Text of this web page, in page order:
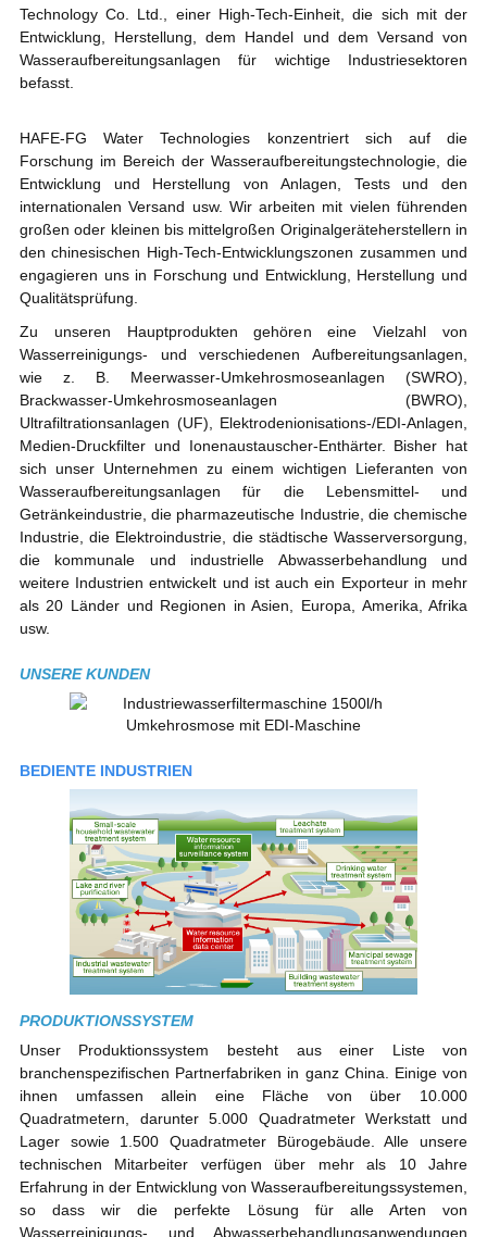
Technology Co. Ltd., einer High-Tech-Einheit, die sich mit der
Entwicklung, Herstellung, dem Handel und dem Versand von
Wasseraufbereitungsanlagen für wichtige Industriesektoren
befasst.
HAFE-FG Water Technologies konzentriert sich auf die
Forschung im Bereich der Wasseraufbereitungstechnologie, die
Entwicklung und Herstellung von Anlagen, Tests und den
internationalen Versand usw. Wir arbeiten mit vielen führenden
großen oder kleinen bis mittelgroßen Originalgeräteherstellern in
den chinesischen High-Tech-Entwicklungszonen zusammen und
engagieren uns in Forschung und Entwicklung, Herstellung und
Qualitätsprüfung.
Zu unseren Hauptprodukten gehören eine Vielzahl von
Wasserreinigungs- und verschiedenen Aufbereitungsanlagen,
wie z. B. Meerwasser-Umkehrosmoseanlagen (SWRO),
Brackwasser-Umkehrosmoseanlagen (BWRO),
Ultrafiltrationsanlagen (UF), Elektrodenionisations-/EDI-Anlagen,
Medien-Druckfilter und Ionenaustauscher-Enthärter. Bisher hat
sich unser Unternehmen zu einem wichtigen Lieferanten von
Wasseraufbereitungsanlagen für die Lebensmittel- und
Getränkeindustrie, die pharmazeutische Industrie, die chemische
Industrie, die Elektroindustrie, die städtische Wasserversorgung,
die kommunale und industrielle Abwasserbehandlung und
weitere Industrien entwickelt und ist auch ein Exporteur in mehr
als 20 Länder und Regionen in Asien, Europa, Amerika, Afrika
usw.
UNSERE KUNDEN
BEDIENTE INDUSTRIEN
PRODUKTIONSSYSTEM
Unser Produktionssystem besteht aus einer Liste von
branchenspezifischen Partnerfabriken in ganz China. Einige von
ihnen umfassen allein eine Fläche von über 10.000
Quadratmetern, darunter 5.000 Quadratmeter Werkstatt und
Lager sowie 1.500 Quadratmeter Bürogebäude. Alle unsere
technischen Mitarbeiter verfügen über mehr als 10 Jahre
Erfahrung in der Entwicklung von Wasseraufbereitungssystemen,
so dass wir die perfekte Lösung für alle Arten von
Wasserreinigungs- und Abwasserbehandlungsanwendungen